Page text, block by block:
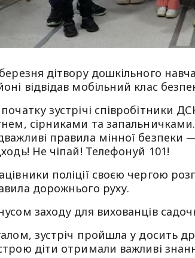
дітвору дошкільного
відвідав мобільний клас
зустрічі співробітники
сірниками та
правила мінної
Не чіпай! Телефонуй 101!
поліції своєю чергою
дорожнього руху.
заходу для вихованців
зустріч пройшла у досить
діти отримали важливі